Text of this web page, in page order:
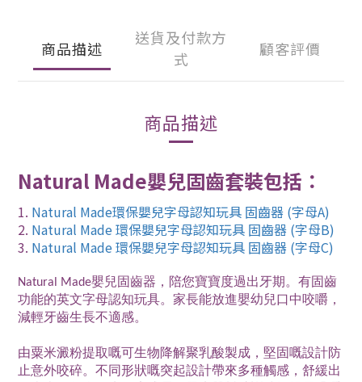
商品描述
送貨及付款方
式
顧客評價
商品描述
Natural Made嬰兒固齒套裝包括：
1. Natural Made環保嬰兒字母認知玩具 固齒器 (字母A)
2. Natural Made 環保嬰兒字母認知玩具 固齒器 (字母B)
3. Natural Made 環保嬰兒字母認知玩具 固齒器 (字母C)
Natural Made嬰兒固齒器，陪您寶寶度過出牙期。有固齒
功能的英文字母認知玩具。家長能放進嬰幼兒口中咬嚼，
減輕牙齒生長不適感。
由粟米澱粉提取嘅可生物降解聚乳酸製成，堅固嘅設計防
止意外咬碎。不同形狀嘅突起設計帶來多種觸感，舒緩出